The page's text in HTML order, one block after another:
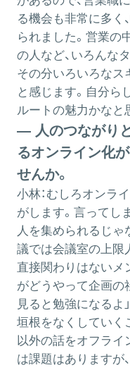
る機会も非常に多く
られました。営業の
の人など、いろんな
その分いろいろなス
と感じます。自分ら
ルートの魅力かなと
― 人のつながり
るオンライン化
せんか。
小林： むしろオンラ
がします。言ってし
人を集められるじゃ
議では会議室の上限
直接関わりはないメ
がどうやって企画の
見ると勉強になるよ
垣根をなくしていく
以外の話をオフライ
は課題はありますが